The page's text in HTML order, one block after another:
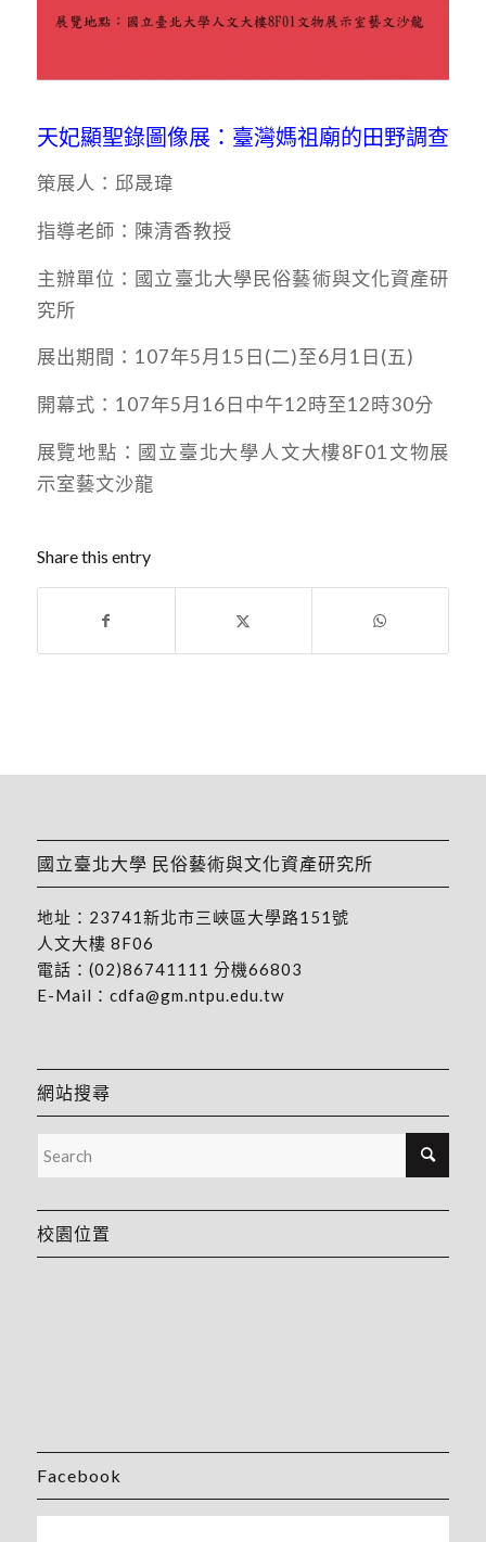
天妃顯聖錄圖像展：臺灣媽祖廟的田野調查
策展人：邱晟瑋
指導老師：陳清香教授
主辦單位：國立臺北大學民俗藝術與文化資產研
究所
展出期間：107年5月15日(二)至6月1日(五)
開幕式：107年5月16日中午12時至12時30分
展覽地點：國立臺北大學人文大樓8F01文物展
示室藝文沙龍
Share this entry
國立臺北大學 民俗藝術與文化資產研究所
地址： 23741新北市三峽區大學路151號
人文大樓 8F06
電話： (02)86741111 分機66803
E-Mail： cdfa@gm.ntpu.edu.tw
網站搜尋
校園位置
Facebook